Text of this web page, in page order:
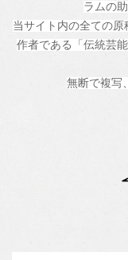
ラムの
当サイト内の全ての
作者である「伝統芸
無断で複写